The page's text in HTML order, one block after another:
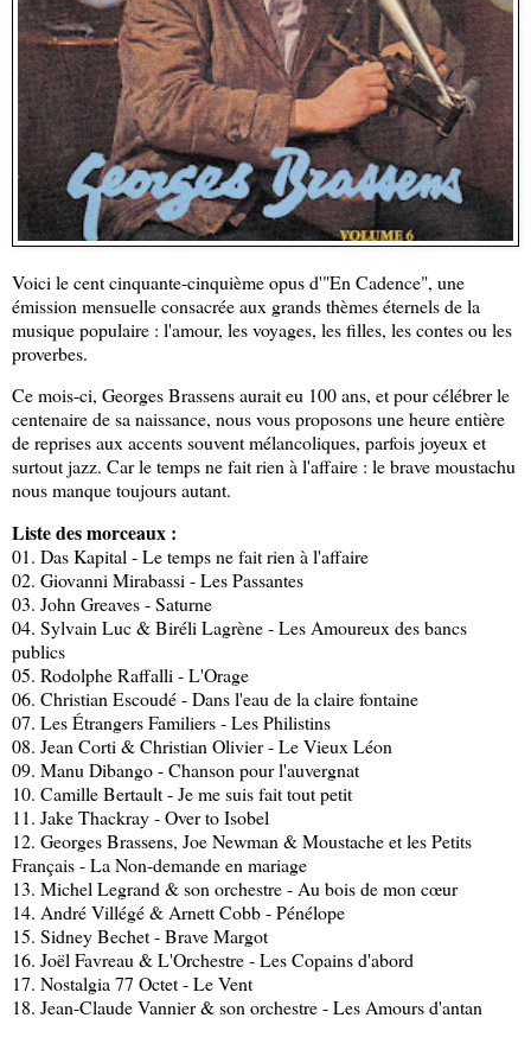
Voici le cent cinquante-cinquième opus d'"En Cadence", une
émission mensuelle consacrée aux grands thèmes éternels de la
musique populaire : l'amour, les voyages, les filles, les contes ou les
proverbes.
Ce mois-ci, Georges Brassens aurait eu 100 ans, et pour célébrer le
centenaire de sa naissance, nous vous proposons une heure entière
de reprises aux accents souvent mélancoliques, parfois joyeux et
surtout jazz. Car le temps ne fait rien à l'affaire : le brave moustachu
nous manque toujours autant.
Liste des morceaux :
01. Das Kapital - Le temps ne fait rien à l'affaire
02. Giovanni Mirabassi - Les Passantes
03. John Greaves - Saturne
04. Sylvain Luc & Biréli Lagrène - Les Amoureux des bancs
publics
05. Rodolphe Raffalli - L'Orage
06. Christian Escoudé - Dans l'eau de la claire fontaine
07. Les Étrangers Familiers - Les Philistins
08. Jean Corti & Christian Olivier - Le Vieux Léon
09. Manu Dibango - Chanson pour l'auvergnat
10. Camille Bertault - Je me suis fait tout petit
11. Jake Thackray - Over to Isobel
12. Georges Brassens, Joe Newman & Moustache et les Petits
Français - La Non-demande en mariage
13. Michel Legrand & son orchestre - Au bois de mon cœur
14. André Villégé & Arnett Cobb - Pénélope
15. Sidney Bechet - Brave Margot
16. Joël Favreau & L'Orchestre - Les Copains d'abord
17. Nostalgia 77 Octet - Le Vent
18. Jean-Claude Vannier & son orchestre - Les Amours d'antan